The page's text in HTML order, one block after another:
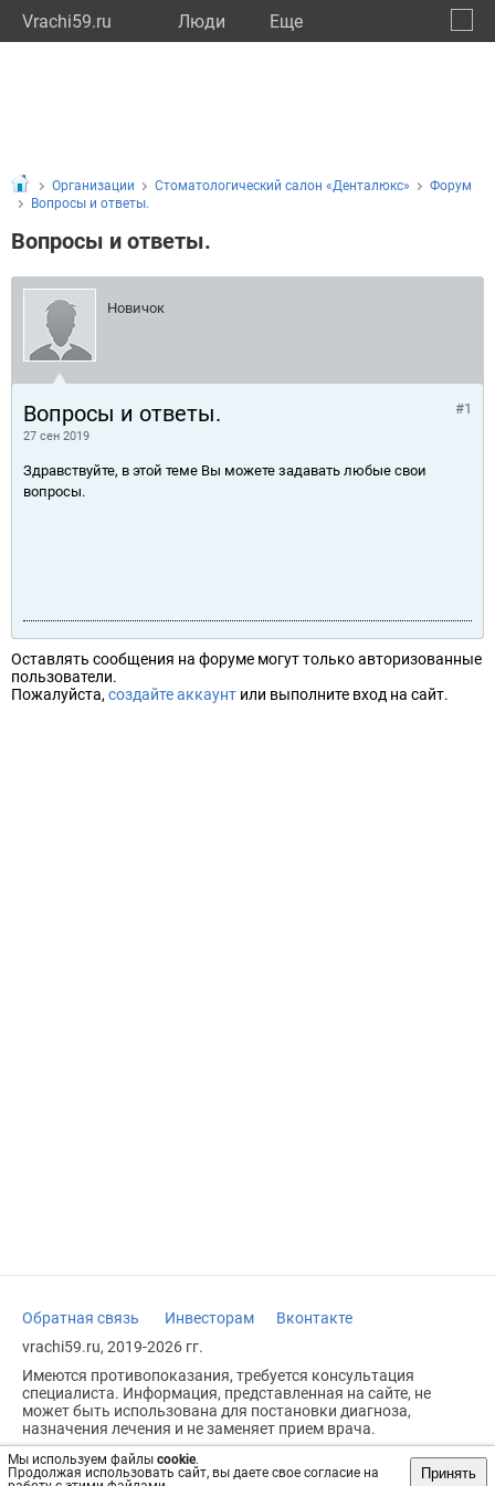
Vrachi59.ru Люди Eще
Мы используем файлы cookie.
Продолжая использовать сайт, вы даете свое согласие на
Принять
Организации Стоматологический салон «Денталюкс»
Форум
Вопросы и ответы.
Вопросы и ответы.
Новичок
Вопросы и ответы.
27 сен 2019
#1
Здравствуйте, в этой теме Вы можете задавать любые свои
вопросы.
Оставлять сообщения на форуме могут только авторизованные
пользователи.
Пожалуйста, создайте аккаунт или выполните вход на сайт.
Обратная связь Инвесторам
Вконтакте
vrachi59.ru, 2019-2026 гг.
Имеются противопоказания, требуется консультация
специалиста. Информация, представленная на сайте, не
может быть использована для постановки диагноза,
назначения лечения и не заменяет прием врача.
Возрастное ограничение: 18+